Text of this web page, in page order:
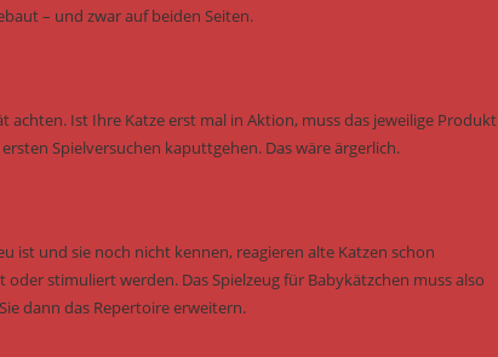
– und zwar auf beiden Seiten.
achten. Ist Ihre Katze erst mal in Aktion, muss das jeweilige Produkt
Spielversuchen kaputtgehen. Das wäre ärgerlich.
ist und sie noch nicht kennen, reagieren alte Katzen schon
stimuliert werden. Das Spielzeug für Babykätzchen muss also
dann das Repertoire erweitern.